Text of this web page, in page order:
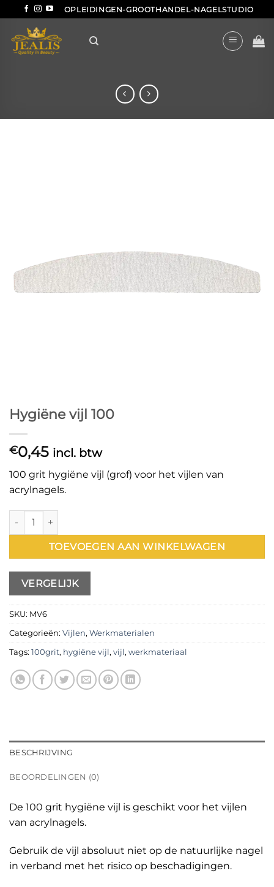
naar
inhoud
OPLEIDINGEN-GROOTHANDEL-NAGELSTUDIO
Hygiëne vijl 100
€0,45 incl. btw
100 grit hygiëne vijl (grof) voor het vijlen van
acrylnagels.
Hygiëne vijl 100 aantal
TOEVOEGEN AAN WINKELWAGEN
VERGELIJK
SKU: MV6
Categorieën: Vijlen, Werkmaterialen
Tags: 100grit, hygiëne vijl, vijl, werkmateriaal
BESCHRIJVING
BEOORDELINGEN (0)
De 100 grit hygiëne vijl is geschikt voor het vijlen
van acrylnagels.
Gebruik de vijl absoluut niet op de natuurlijke nagel
in verband met het risico op beschadigingen.